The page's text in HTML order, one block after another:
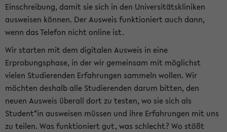
Einschreibung, damit sie sich in den Universitätskliniken
ausweisen können. Der Ausweis funktioniert auch dann,
wenn das Telefon nicht online ist.
Wir starten mit dem digitalen Ausweis in eine
Erprobungsphase, in der wir gemeinsam mit möglichst
vielen Studierenden Erfahrungen sammeln wollen. Wir
möchten deshalb alle Studierenden darum bitten, den
neuen Ausweis überall dort zu testen, wo sie sich als
Student*in ausweisen müssen und ihre Erfahrungen mit uns
zu teilen. Was funktioniert gut, was schlecht? Wo stößt